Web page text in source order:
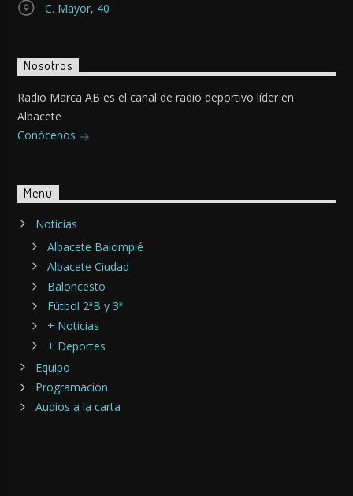
C. Mayor, 40
Nosotros
Radio Marca AB es el canal de radio deportivo líder en
Albacete
Conócenos
Menu
Noticias
Albacete Balompié
Albacete Ciudad
Baloncesto
Fútbol 2ªB y 3ª
+ Noticias
+ Deportes
Equipo
Programación
Audios a la carta